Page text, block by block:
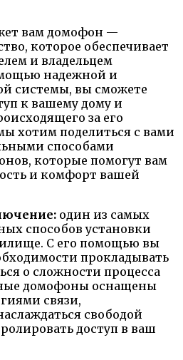
вам домофон —
которое обеспечивает
и владельцем
надежной и
системы, вы сможете
к вашему дому и
за его
хотим поделиться с вами
способами
которые помогут вам
и комфорт вашей
один из самых
способов установки
С его помощью вы
прокладывать
о сложности процесса
домофоны оснащены
связи,
свободой
доступ в ваш